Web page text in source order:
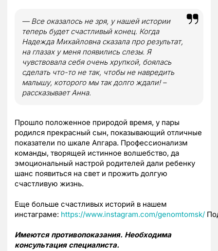
— Все оказалось не зря, у нашей истории
теперь будет счастливый конец. Когда
Надежда Михайловна сказала про результат,
на глазах у меня появились слезы. Я
чувствовала себя очень хрупкой, боялась
сделать что-то не так, чтобы не навредить
малышу, которого мы так долго ждали! –
рассказывает Анна.
Прошло положенное природой время, у пары
родился прекрасный сын, показывающий отличные
показатели по шкале Апгара. Профессионализм
команды, творящей истинное волшебство, да
эмоциональный настрой родителей дали ребенку
шанс появиться на свет и прожить долгую
счастливую жизнь.
Еще больше счастливых историй в нашем
инстаграме: https://www.instagram.com/genomtomsk/
Имеются противопоказания. Необходима
консультация специалиста.